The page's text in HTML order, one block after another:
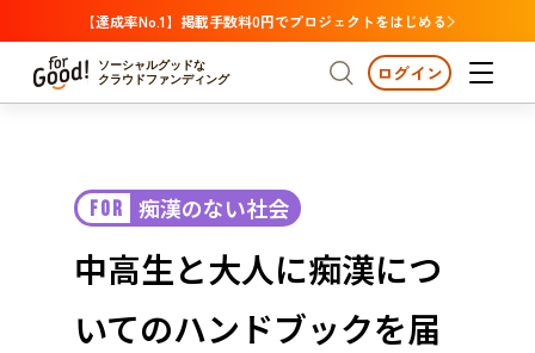
【達成率No.1】掲載手数料0円でプロジェクトをはじめる
ソーシャルグッドな
クラウドファンディング
プロジェクトからさがす
カテゴリーからさがす 国際協力
医療・福祉
人権・マイノリティ
注目 新着
支援金額が多い
支援人数が多い
終了日が近い
カテゴリーからさがす
国際協力 医療・福祉
子ども・教育
ログイン
FOR 痴漢のない社会
中高生と大人に痴漢につ
いてのハンドブックを届